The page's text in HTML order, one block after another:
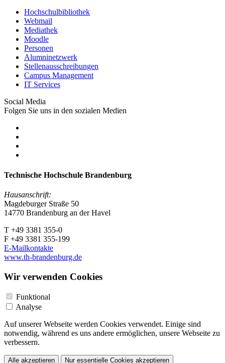
Hochschulbibliothek
Webmail
Mediathek
Moodle
Personen
Alumninetzwerk
Stellenausschreibungen
Campus Management
IT Services
Social Media
Folgen Sie uns in den sozialen Medien
Technische Hochschule Brandenburg
Hausanschrift:
Magdeburger Straße 50
14770 Brandenburg an der Havel
T +49 3381 355-0
F +49 3381 355-199
E-Mailkontakte
www.th-brandenburg.de
Wir verwenden Cookies
Funktional
Analyse
Auf unserer Webseite werden Cookies verwendet. Einige sind
notwendig, während es uns andere ermöglichen, unsere Webseite zu
verbessern.
Alle akzeptieren Nur essentielle Cookies akzeptieren